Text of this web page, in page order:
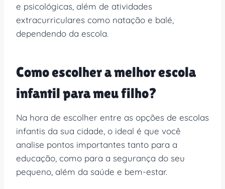
e psicológicas, além de atividades
extracurriculares como natação e balé,
dependendo da escola.
Como escolher a melhor escola
infantil para meu filho?
Na hora de escolher entre as opções de escolas
infantis da sua cidade, o ideal é que você
analise pontos importantes tanto para a
educação, como para a segurança do seu
pequeno, além da saúde e bem-estar.